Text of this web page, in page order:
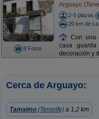
8 Fotos
Arguayo
2-5 plazas
20 km de
Con una
casa
decoración y
Cerca de Arguayo:
Tamaimo (Tenerife) a 1,2 km